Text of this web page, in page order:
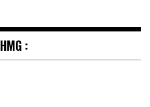
HMG :